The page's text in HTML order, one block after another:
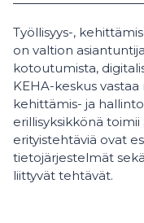
Työllisyys-,
on valtion
kotoutumista,
KEHA-keskus
kehittämis- ja
erillisyksikkönä toimii
erityistehtäviä ovat
tietojärjestelmät
liittyvät tehtävät.